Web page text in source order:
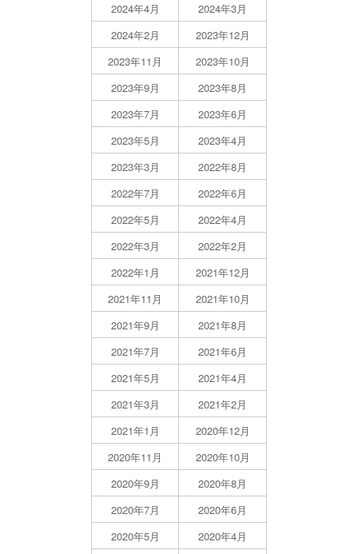
2024年4月
2024年3月
2024年2月
2023年12月
2023年11月
2023年10月
2023年9月
2023年8月
2023年7月
2023年6月
2023年5月
2023年4月
2023年3月
2022年8月
2022年7月
2022年6月
2022年5月
2022年4月
2022年3月
2022年2月
2022年1月
2021年12月
2021年11月
2021年10月
2021年9月
2021年8月
2021年7月
2021年6月
2021年5月
2021年4月
2021年3月
2021年2月
2021年1月
2020年12月
2020年11月
2020年10月
2020年9月
2020年8月
2020年7月
2020年6月
2020年5月
2020年4月